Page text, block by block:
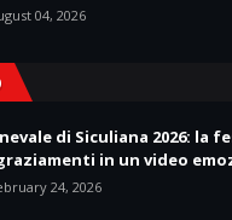
04, 2026
di Siculiana 2026: la
in un video
24, 2026